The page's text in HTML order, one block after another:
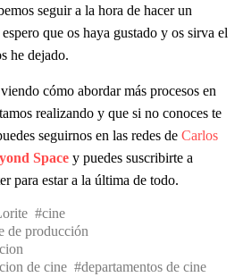
seguir a la hora de hacer un
espero que os haya gustado y os sirva el
he dejado.
cómo abordar más procesos en
realizando y que si no conoces te
seguirnos en las redes de Carlos
Space y puedes suscribirte a
para estar a la última de todo.
cine
de producción
de cine
departamentos de cine